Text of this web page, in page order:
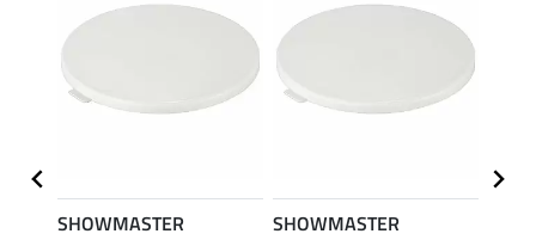
SHOWMASTER
SHOWMASTER